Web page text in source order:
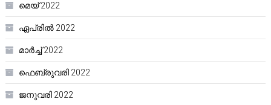
മെയ്‌ 2022
ഏപ്രിൽ 2022
മാർച്ച്‌ 2022
ഫെബ്രുവരി 2022
ജനുവരി 2022